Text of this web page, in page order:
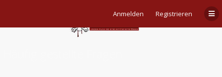
Anmelden Registrieren